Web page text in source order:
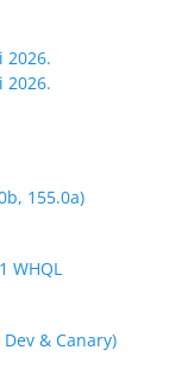
2026.
2026.
155.0a)
WHQL
& Canary)